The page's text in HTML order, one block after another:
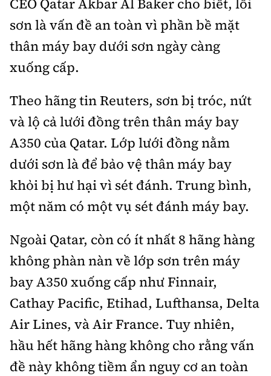
CEO Qatar Akbar Al Baker cho biết, lỗi
sơn là vấn đề an toàn vì phần bề mặt
thân máy bay dưới sơn ngày càng
xuống cấp.
Theo hãng tin Reuters, sơn bị tróc, nứt
và lộ cả lưới đồng trên thân máy bay
A350 của Qatar. Lớp lưới đồng nằm
dưới sơn là để bảo vệ thân máy bay
khỏi bị hư hại vì sét đánh. Trung bình,
một năm có một vụ sét đánh máy bay.
Ngoài Qatar, còn có ít nhất 8 hãng hàng
không phàn nàn về lớp sơn trên máy
bay A350 xuống cấp như Finnair,
Cathay Pacific, Etihad, Lufthansa, Delta
Air Lines, và Air France. Tuy nhiên,
hầu hết hãng hàng không cho rằng vấn
đề này không tiềm ẩn nguy cơ an toàn